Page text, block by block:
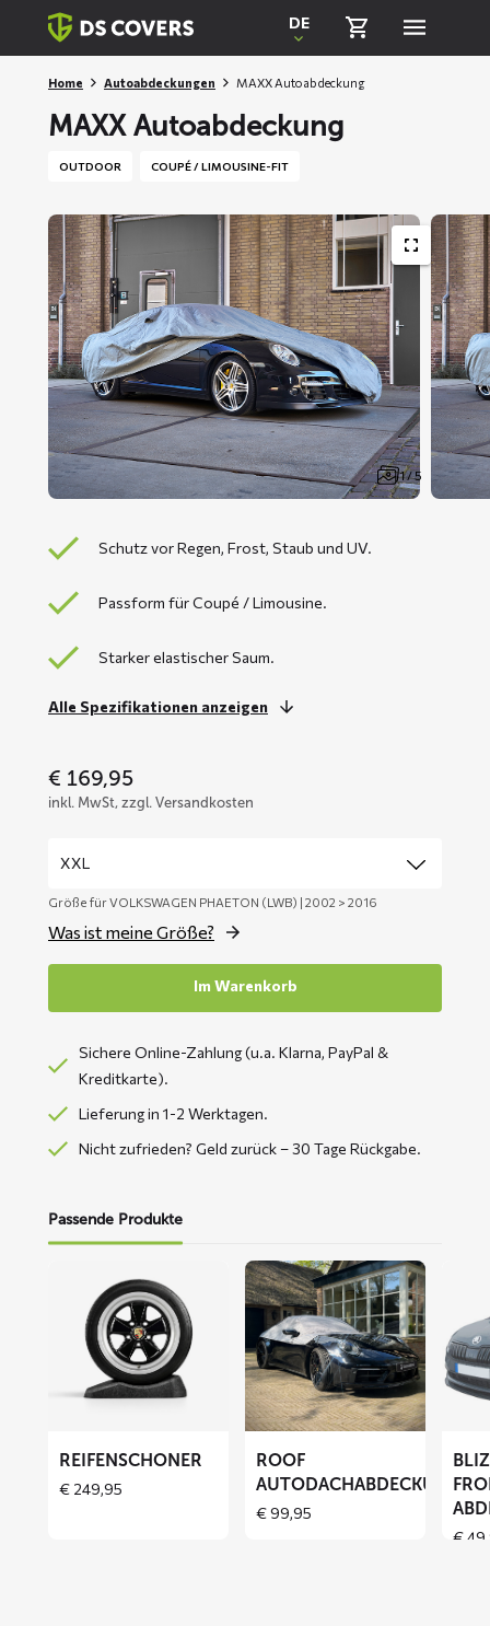
Skiplinks
DE
Home Autoabdeckungen MAXX Autoabdeckung
MAXX Autoabdeckung
OUTDOOR COUPÉ / LIMOUSINE-FIT
1 / 5
Schutz vor Regen, Frost, Staub und UV.
Passform für Coupé / Limousine.
Starker elastischer Saum.
Alle Spezifikationen anzeigen
€ 169,95
inkl. MwSt, zzgl. Versandkosten
Größe für VOLKSWAGEN PHAETON (LWB) | 2002 > 2016
Was ist meine Größe?
Im Warenkorb
Sichere Online-Zahlung (u.a. Klarna, PayPal &
Kreditkarte).
Lieferung in 1-2 Werktagen.
Nicht zufrieden? Geld zurück – 30 Tage Rückgabe.
Passende Produkte
Reifenschoner
REIFENSCHONER
€249,95
Mehr
lesen
über
ROOF
Autodachabdeckung
ROOF
AUTODACHABDECKUNG
€99,95
über
BLIZZ
€